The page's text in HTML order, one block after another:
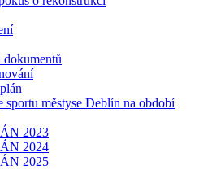
dokumentů
sportu městyse Deblín na období
2023
2024
2025